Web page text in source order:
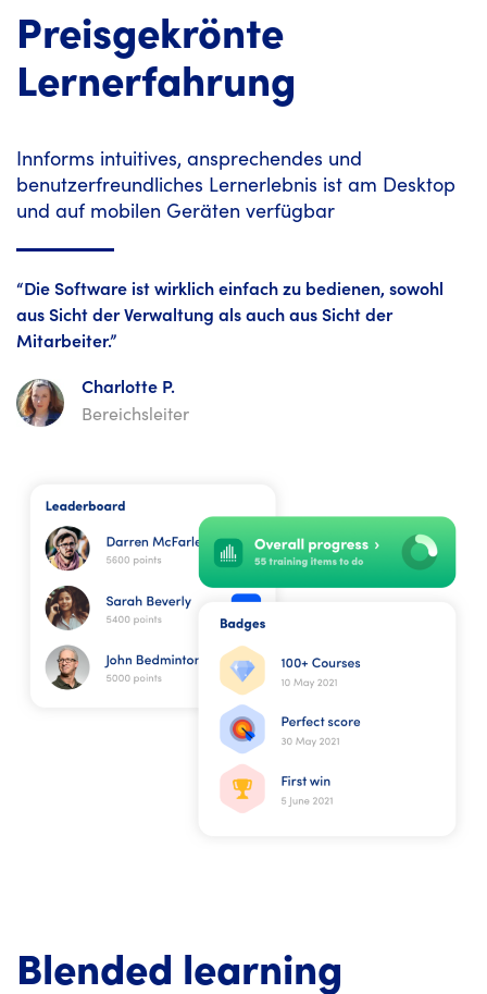
Preisgekrönte
Lernerfahrung
Innforms intuitives, ansprechendes und
benutzerfreundliches Lernerlebnis ist am Desktop
und auf mobilen Geräten verfügbar
“Die Software ist wirklich einfach zu bedienen, sowohl
aus Sicht der Verwaltung als auch aus Sicht der
Mitarbeiter.”
Charlotte P.
Bereichsleiter
Blended learning